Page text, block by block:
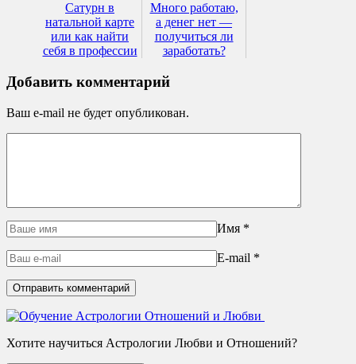
Сатурн в
натальной карте
или как найти
себя в профессии
Много работаю,
а денег нет —
получиться ли
заработать?
Добавить комментарий
Ваш e-mail не будет опубликован.
Имя *
E-mail *
Хотите научиться Астрологии Любви и Отношений?